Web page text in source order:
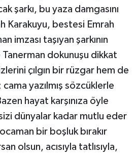
şarkı, bu yaza damgasını
Karakuyu, bestesi Emrah
imzası taşıyan şarkının
dokunuşu dikkat
çılgın bir rüzgar hem de
cama yazılmış sözcüklerle
hayat karşınıza öyle
sizi dünyalar kadar mutlu eder
bir boşluk bırakır
olsun, acısıyla tatlısıyla,